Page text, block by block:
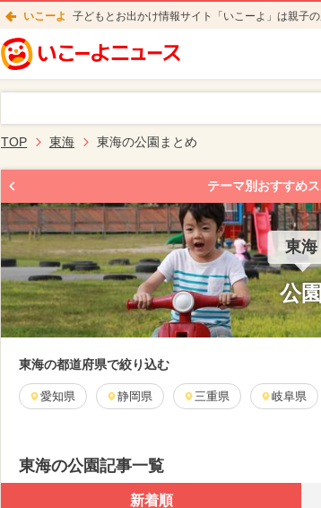
いこーよ 子どもとお出かけ情報サイト「いこーよ」は親子
TOP 東海 東海の公園まとめ
テーマ別おすすめ
東海
公
東海の都道府県で絞り込む
愛知県 静岡県 三重県 岐阜県
東海の公園記事一覧
新着順